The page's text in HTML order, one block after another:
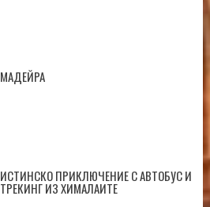
МАДЕЙРА
ИСТИНСКО ПРИКЛЮЧЕНИЕ С АВТОБУС И
ТРЕКИНГ ИЗ ХИМАЛАИТЕ